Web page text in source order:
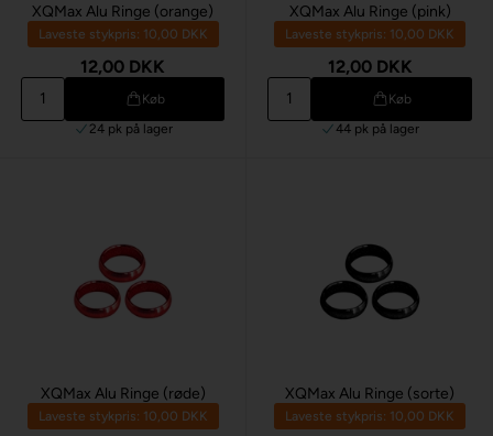
XQMax Alu Ringe (orange)
Laveste stykpris: 10,00 DKK
12,00 DKK
Køb
24 pk på lager
XQMax Alu Ringe (pink)
Laveste stykpris: 10,00 DKK
12,00 DKK
Køb
44 pk på lager
XQMax Alu Ringe (røde)
Laveste stykpris: 10,00 DKK
XQMax Alu Ringe (sorte)
Laveste stykpris: 10,00 DKK